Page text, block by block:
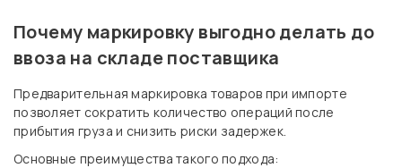
Почему маркировку выгодно делать до
ввоза на складе поставщика
Предварительная маркировка товаров при импорте
позволяет сократить количество операций после
прибытия груза и снизить риски задержек.
Основные преимущества такого подхода: